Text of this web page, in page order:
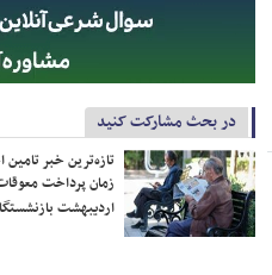
در بحث مشارکت کنید
تازه‌ترین خبر تامین
زمان پرداخت
اردیبهشت